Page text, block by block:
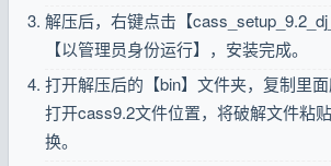
解压后，右键点击【
【以管理员身份运行】，安装完成。
打开解压后的【bin】文件夹，复制里面
打开cass9.2文件位置，将破解文件粘
换。